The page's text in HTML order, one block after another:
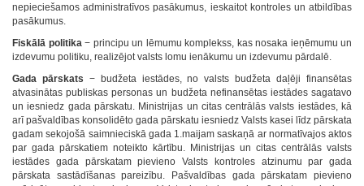
nepieciešamos administratīvos pasākumus, ieskaitot kontroles un atbildības
pasākumus.
Fiskālā politika − principu un lēmumu komplekss, kas nosaka ieņēmumu un
izdevumu politiku, realizējot valsts lomu ienākumu un izdevumu pārdalē.
Gada pārskats − budžeta iestādes, no valsts budžeta daļēji finansētas
atvasinātas publiskas personas un budžeta nefinansētas iestādes sagatavo
un iesniedz gada pārskatu. Ministrijas un citas centrālās valsts iestādes, kā
arī pašvaldības konsolidēto gada pārskatu iesniedz Valsts kasei līdz pārskata
gadam sekojošā saimnieciskā gada 1.maijam saskaņā ar normatīvajos aktos
par gada pārskatiem noteikto kārtību. Ministrijas un citas centrālās valsts
iestādes gada pārskatam pievieno Valsts kontroles atzinumu par gada
pārskata sastādīšanas pareizību. Pašvaldības gada pārskatam pievieno